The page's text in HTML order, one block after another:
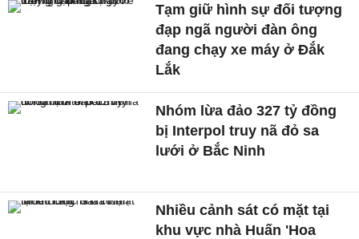
Tạm giữ hình sự đối tượng
đạp ngã người đàn ông
đang chạy xe máy ở Đắk
Lắk
Nhóm lừa đảo 327 tỷ đồng
bị Interpol truy nã đỏ sa
lưới ở Bắc Ninh
Nhiều cảnh sát có mặt tại
khu vực nhà Huấn 'Hoa